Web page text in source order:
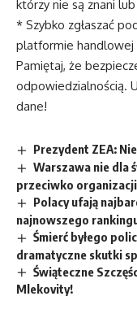
którzy nie są znani
* Szybko zgłaszać
platformie handlowej
Pamiętaj, że
odpowiedzialnością.
dane!
Prezydent ZEA:
Warszawa nie dla
przeciwko
Polacy ufają
najnowszego
Śmierć byłego
dramatyczne skutki
Świąteczne
Mlekovity!